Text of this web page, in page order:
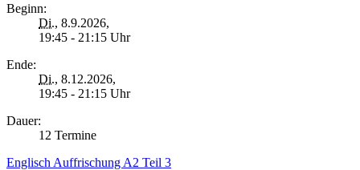
Beginn:
Di., 8.9.2026,
19:45 - 21:15 Uhr
Ende:
Di., 8.12.2026,
19:45 - 21:15 Uhr
Dauer:
12 Termine
Englisch Auffrischung A2 Teil 3